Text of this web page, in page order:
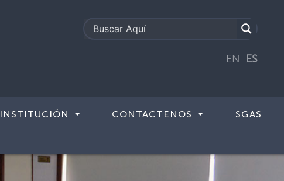
EN ES
INSTITUCIÓN CONTACTENOS SGAS